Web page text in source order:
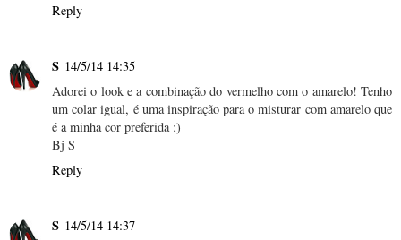
Reply
S 14/5/14 14:35
Adorei o look e a combinação do vermelho com o amarelo! Tenho
um colar igual, é uma inspiração para o misturar com amarelo que
é a minha cor preferida ;)
Bj S
Reply
S 14/5/14 14:37